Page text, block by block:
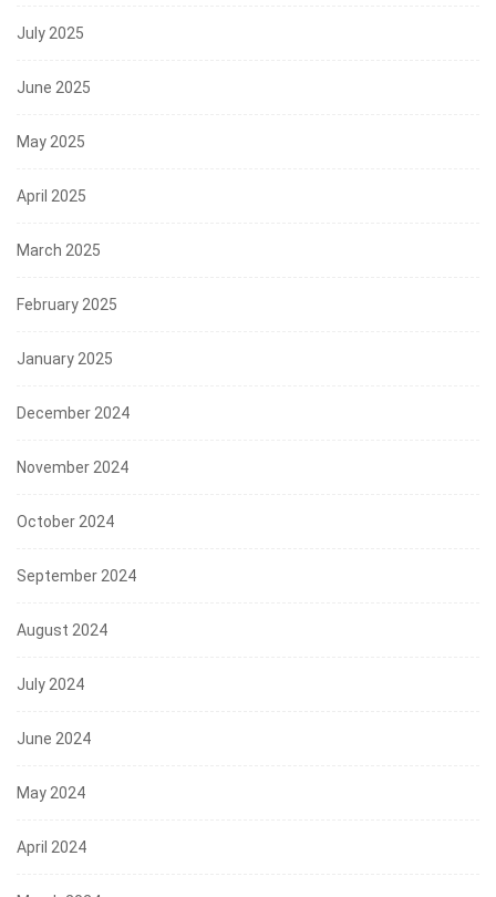
July 2025
June 2025
May 2025
April 2025
March 2025
February 2025
January 2025
December 2024
November 2024
October 2024
September 2024
August 2024
July 2024
June 2024
May 2024
April 2024